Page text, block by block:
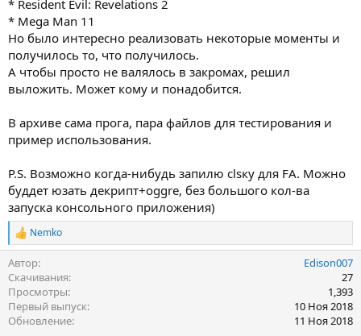
и
* Resident Evil: Revelations 2
* Mega Man 11
Но было интересно реализовать некоторые моменты и
получилось то, что получилось.
А чтобы просто не валялось в закромах, решил
выложить. Может кому и понадобится.
В архиве сама прога, пара файлов для тестирования и
пример использования.
P.S. Возможно когда-нибудь запилю clsку для FA. Можно
буддет юзать декрипт+oggre, без большого кол-ва
запуска консольного приложения)
Р
е
а
к
ц
и
и
:
Nemko
Автор
Edison007
Скачивания
27
Просмотры
1,393
Первый выпуск
10 Ноя 2018
Обновление
11 Ноя 2018